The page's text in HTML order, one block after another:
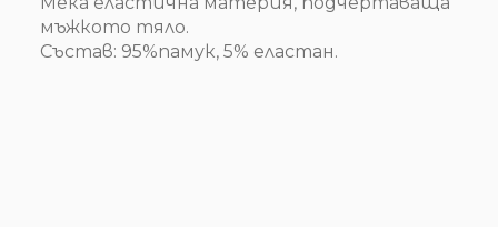
мъжкото тяло.
Състав: 95%памук, 5% еластан.